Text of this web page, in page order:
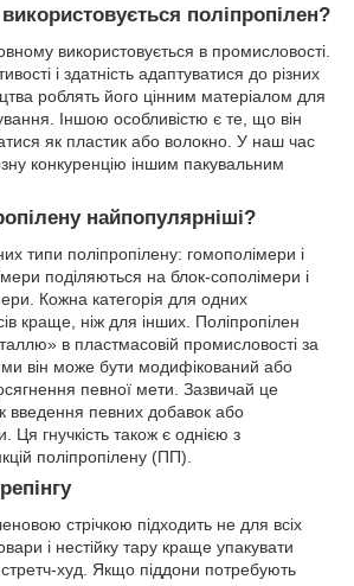
поліпропілен?
використовується в промисловості.
і здатність адаптуватися до різних
роблять його цінним матеріалом для
Іншою особливістю є те, що він
як пластик або волокно. У наш час
конкуренцію іншим пакувальним
найпопулярніші?
типи поліпропілену: гомополімери і
поділяються на блок-сополімери і
Кожна категорія для одних
краще, ніж для інших. Поліпропілен
в пластмасовій промисловості за
він може бути модифікований або
певної мети. Зазвичай це
введення певних добавок або
Ця гнучкість також є однією з
поліпропілену (ПП).
стрічкою підходить не для всіх
і нестійку тару краще упакувати
худ. Якщо піддони потребують